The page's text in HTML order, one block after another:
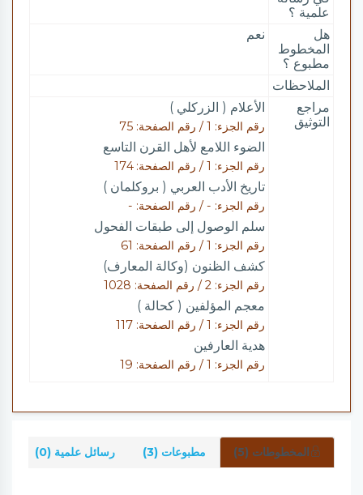
علمية ؟
هل
المخطوط
مطبوع ؟
نعم
الملاحظات
مراجع
التوثيق
الأعلام ( الزركلي )
رقم الجزء: 1 / رقم الصفحة: 75
الضوء اللامع لأهل القرن التاسع
رقم الجزء: 1 / رقم الصفحة: 174
تاريخ الأدب العربي ( بروكلمان )
رقم الجزء: - / رقم الصفحة: -
سلم الوصول إلى طبقات الفحول
رقم الجزء: 1 / رقم الصفحة: 61
كشف الظنون (وكالة المعارف)
رقم الجزء: 2 / رقم الصفحة: 1028
معجم المؤلفين ( كحالة )
رقم الجزء: 1 / رقم الصفحة: 117
هدية العارفين
رقم الجزء: 1 / رقم الصفحة: 19
المخطوطات (5) مطبوعات (3) رسائل علمية (0)